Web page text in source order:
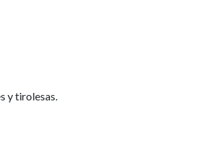
y tirolesas.